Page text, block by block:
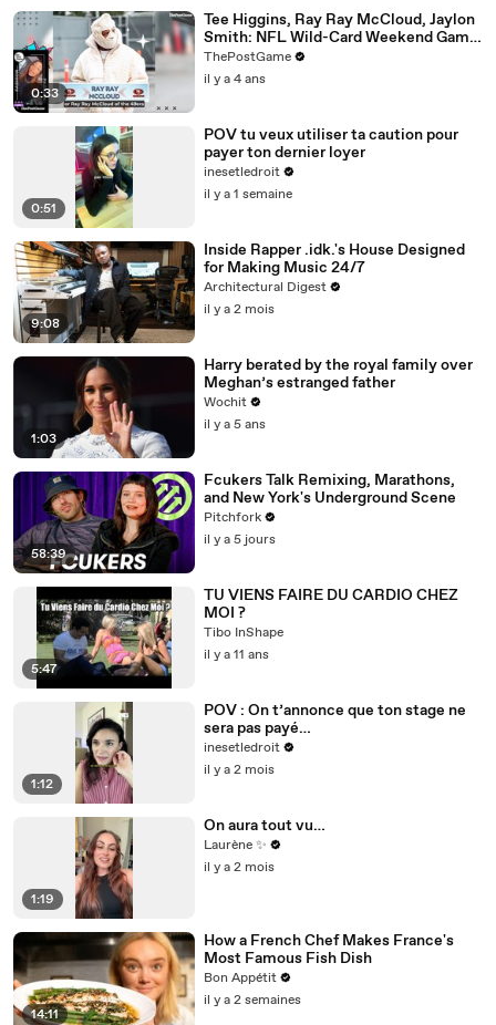
0:33
Tee Higgins, Ray Ray McCloud, Jaylon
Smith: NFL Wild-Card Weekend Game
Day Fashion Winners
ThePostGame
il y a 4 ans
0:51
POV tu veux utiliser ta caution pour
payer ton dernier loyer
inesetledroit
il y a 1 semaine
9:08
Inside Rapper .idk.'s House Designed
for Making Music 24/7
Architectural Digest
il y a 2 mois
1:03
Harry berated by the royal family over
Meghan’s estranged father
Wochit
il y a 5 ans
58:39
Fcukers Talk Remixing, Marathons,
and New York's Underground Scene
Pitchfork
il y a 5 jours
5:47
TU VIENS FAIRE DU CARDIO CHEZ
MOI ?
Tibo InShape
il y a 11 ans
1:12
POV : On t’annonce que ton stage ne
sera pas payé…
inesetledroit
il y a 2 mois
1:19
On aura tout vu…
Laurène ✨
il y a 2 mois
14:11
How a French Chef Makes France's
Most Famous Fish Dish
Bon Appétit
il y a 2 semaines